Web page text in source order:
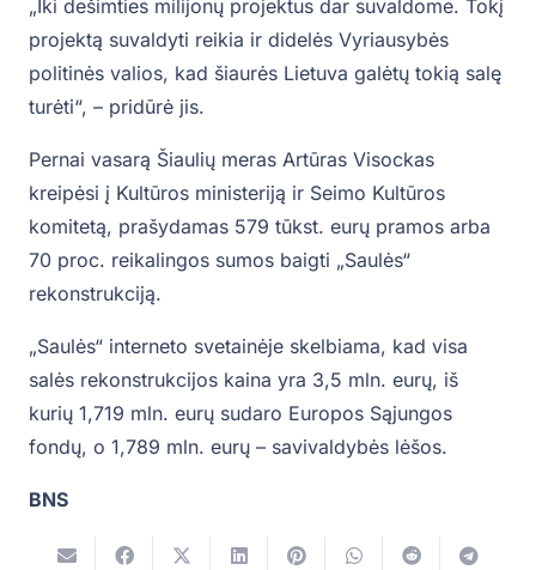
„Iki dešimties milijonų projektus dar suvaldome. Tokį
projektą suvaldyti reikia ir didelės Vyriausybės
politinės valios, kad šiaurės Lietuva galėtų tokią salę
turėti“, – pridūrė jis.
Pernai vasarą Šiaulių meras Artūras Visockas
kreipėsi į Kultūros ministeriją ir Seimo Kultūros
komitetą, prašydamas 579 tūkst. eurų pramos arba
70 proc. reikalingos sumos baigti „Saulės“
rekonstrukciją.
„Saulės“ interneto svetainėje skelbiama, kad visa
salės rekonstrukcijos kaina yra 3,5 mln. eurų, iš
kurių 1,719 mln. eurų sudaro Europos Sąjungos
fondų, o 1,789 mln. eurų – savivaldybės lėšos.
BNS